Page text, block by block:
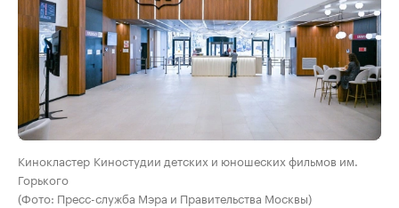
Кинокластер Киностудии детских и юношеских фильмов им.
Горького
(Фото: Пресс-служба Мэра и Правительства Москвы)